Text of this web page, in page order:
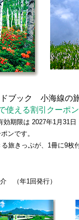
ブック 小海線の
使える割引クーポ
効期限は 2027年1月31日
ンです。
る旅きっぷが、1冊に9枚
（年1回発行）